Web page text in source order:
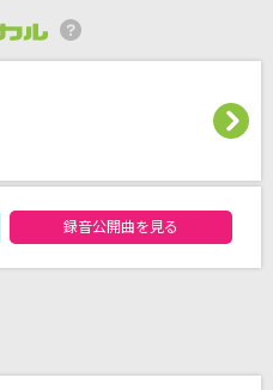
ニメバージョン)
録音公開曲を見る